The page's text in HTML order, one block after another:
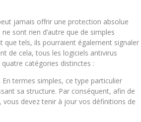
jamais offrir une protection absolue
sont rien d’autre que de simples
que tels, ils pourraient également signaler
de cela, tous les logiciels antivirus
catégories distinctes :
termes simples, ce type particulier
sa structure. Par conséquent, afin de
devez tenir à jour vos définitions de